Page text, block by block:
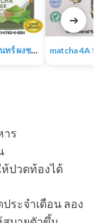
ไร่พระจันทร์ ผงชาเขียวมัทฉะ Matcha Powder 100% ไม่แต่งสี กลิ่น ไม่ผสมน้ำตาล
➔
าร
ปวดท้องได้
ระจำเดือน ลอง